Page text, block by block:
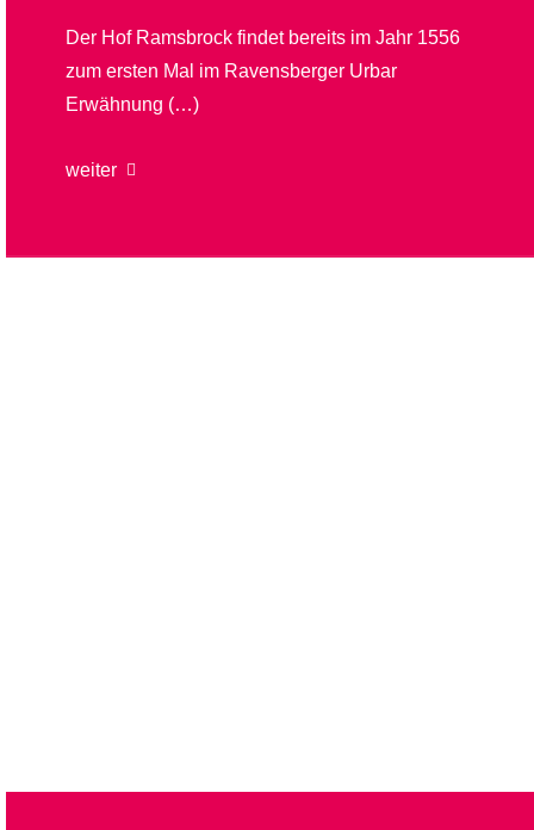
Der Hof Ramsbrock findet bereits im Jahr 1556
zum ersten Mal im Ravensberger Urbar
Erwähnung (…)
weiter